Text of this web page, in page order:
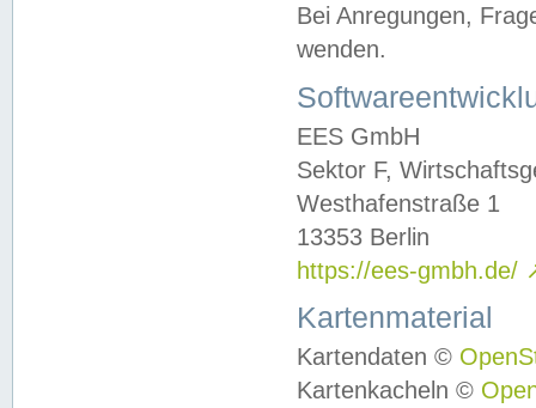
Bei Anregungen,
wenden.
EES GmbH
Sektor F,
Westhafenstraße 1
13353 Berlin
https://ees-gmbh.de/
Kartenmaterial
Kartendaten ©
Kartenkacheln ©